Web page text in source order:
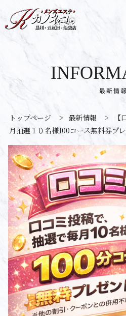
最新情報
トップページ > 最新情報 >
月抽選１０名様100コース無料券プ